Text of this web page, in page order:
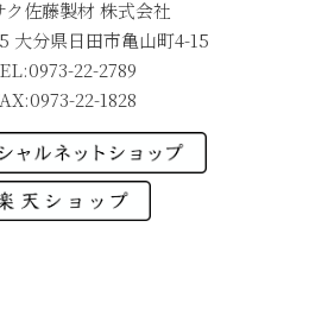
ク佐藤製材 株式会社
大分県日田市亀山町4-15
22-2789
22-1828